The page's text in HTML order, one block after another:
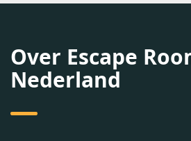
Over Escape
Nederland